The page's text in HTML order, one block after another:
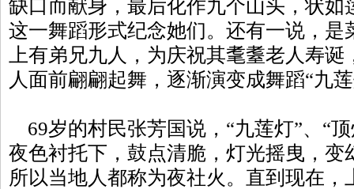
缺口而献身，最后化作九个山头，状如
这一舞蹈形式纪念她们。还有一说，是
上有弟兄九人，为庆祝其耄耋老人寿
人面前翩翩起舞，逐渐演变成舞蹈“九
69岁的村民张芳国说，“九莲灯”、“
夜色衬托下，鼓点清脆，灯光摇曳，变
所以当地人都称为夜社火。直到现在，